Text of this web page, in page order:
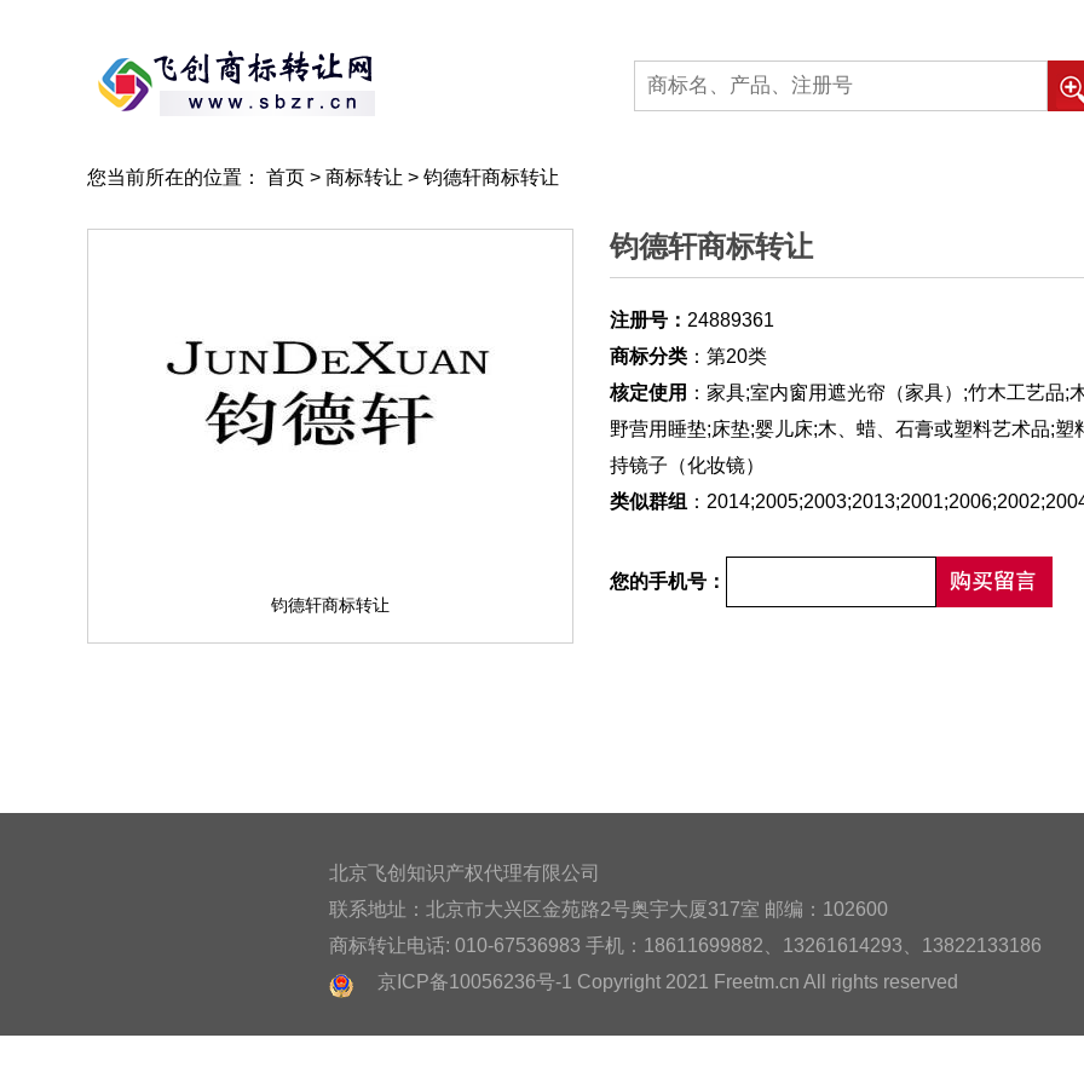
您当前所在的位置： 首页 > 商标转让 > 钧德轩商标转让
钧德轩商标转让
钧德轩商标转让
注册号： 24889361
商标分类 ：第20类
核定使用 ：家具;室内窗用遮光帘（家具）;竹木工艺品;
野营用睡垫;床垫;婴儿床;木、蜡、石膏或塑料艺术品;塑
持镜子（化妆镜）
类似群组 ：
您的手机号：
北京飞创知识产权代理有限公司
联系地址：北京市大兴区金苑路2号奥宇大厦317室 邮编：102600
商标转让电话: 010-67536983 手机：18611699882、13261614293、13822133186
京ICP备10056236号-1 Copyright 2021 Freetm.cn All rights reserved